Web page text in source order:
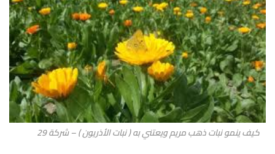
كيف ينمو نبات ذهب مريم ويعتني به ( نبات الأذريون ) – شركة 29